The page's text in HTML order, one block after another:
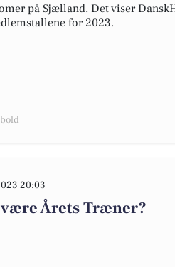
på Sjælland. Det viser
for 2023.
20:03
Årets Træner?